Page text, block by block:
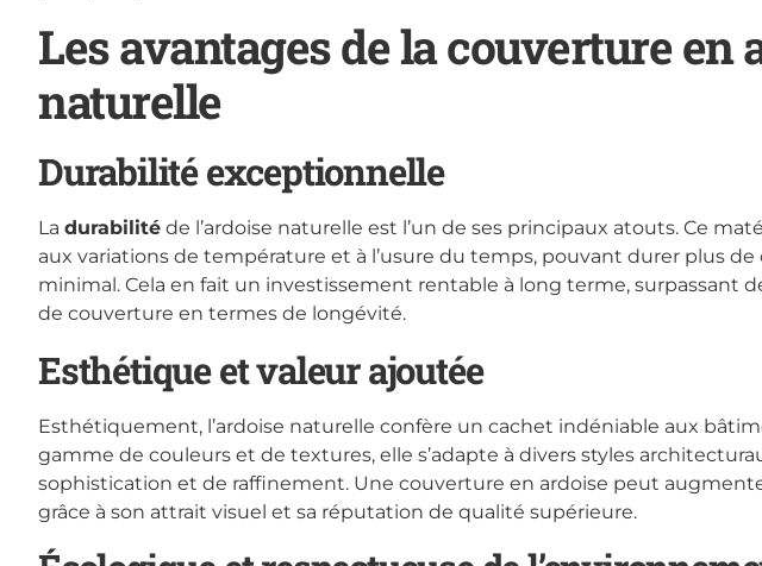
Les avantages de la couverture en
naturelle
Durabilité exceptionnelle
La durabilité de l’ardoise naturelle est l’un de ses principaux atouts. Ce
aux variations de température et à l’usure du temps, pouvant durer plus
minimal. Cela en fait un investissement rentable à long terme, surpassant
de couverture en termes de longévité.
Esthétique et valeur ajoutée
Esthétiquement, l’ardoise naturelle confère un cachet indéniable aux
gamme de couleurs et de textures, elle s’adapte à divers styles
sophistication et de raffinement. Une couverture en ardoise peut
grâce à son attrait visuel et sa réputation de qualité supérieure.